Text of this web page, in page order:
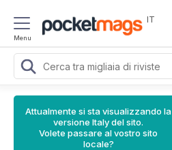
Menu
IT
Attualmente si sta visualizzando la
versione Italy del sito.
Volete passare al vostro sito
locale?